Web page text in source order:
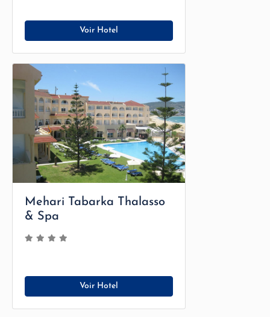
Voir Hotel
Mehari Tabarka Thalasso
& Spa
Voir Hotel